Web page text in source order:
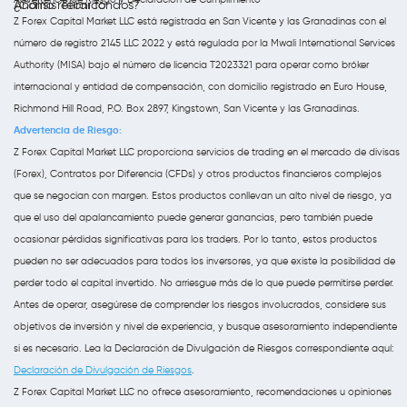
Análisis Técnico
¿Cómo retirar fondos?
Z Forex Capital Market LLC está registrada en San Vicente y las Granadinas con el
número de registro 2145 LLC 2022 y está regulada por la Mwali International Services
Authority (MISA) bajo el número de licencia T2023321 para operar como bróker
internacional y entidad de compensación, con domicilio registrado en Euro House,
Richmond Hill Road, P.O. Box 2897, Kingstown, San Vicente y las Granadinas.
Advertencia de Riesgo:
Z Forex Capital Market LLC proporciona servicios de trading en el mercado de divisas
(Forex), Contratos por Diferencia (CFDs) y otros productos financieros complejos
que se negocian con margen. Estos productos conllevan un alto nivel de riesgo, ya
que el uso del apalancamiento puede generar ganancias, pero también puede
ocasionar pérdidas significativas para los traders. Por lo tanto, estos productos
pueden no ser adecuados para todos los inversores, ya que existe la posibilidad de
perder todo el capital invertido. No arriesgue más de lo que puede permitirse perder.
Antes de operar, asegúrese de comprender los riesgos involucrados, considere sus
objetivos de inversión y nivel de experiencia, y busque asesoramiento independiente
si es necesario. Lea la Declaración de Divulgación de Riesgos correspondiente aquí:
Declaración de Divulgación de Riesgos
Z Forex Capital Market LLC no ofrece asesoramiento, recomendaciones u opiniones